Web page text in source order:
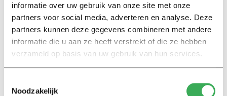
informatie over uw gebruik van onze site met onze
partners voor social media, adverteren en analyse. Deze
partners kunnen deze gegevens combineren met andere
informatie die u aan ze heeft verstrekt of die ze hebben
verzameld op basis van uw gebruik van hun services.
Noodzakelijk
Nieuws
Tilburgse studente
genomineerd voor scriptieprijs
17 februari 2016